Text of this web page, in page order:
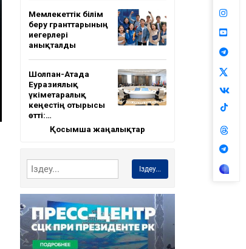
Мемлекеттік білім
беру гранттарының
иегерлері
анықталды
Шолпан-Атада
Еуразиялық
үкіметаралық
кеңестің отырысы
өтті:…
Қосымша жаңалықтар
Іздеу...